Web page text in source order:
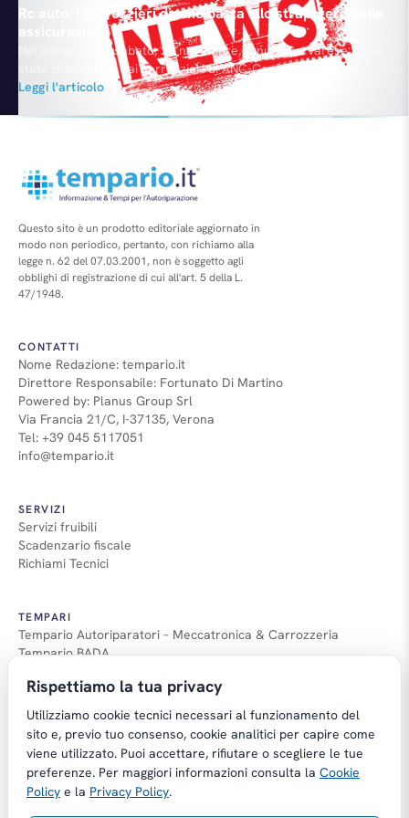
Rc auto, i carrozzieri dicono basta allo strapotere delle
assicurazioni
Nel convegno di sabato, 28 novembre, tenutosi a Varese, sono
state presentate dai carrozzieri di ANC-Confartigianato le
modifiche al disegno di legge ora in approvazione al Senato.
"Nella riforma della Rc Auto, così come presentata in origine,
c'erano due punti delicati: da una parte si voleva limitare la
Leggi l'articolo
Questo sito è un prodotto editoriale aggiornato in
modo non periodico, pertanto, con richiamo alla
legge n. 62 del 07.03.2001, non è soggetto agli
obblighi di registrazione di cui all'art. 5 della L.
47/1948.
CONTATTI
Nome Redazione: tempario.it
Direttore Responsabile: Fortunato Di Martino
Powered by: Planus Group Srl
Via Francia 21/C, I-37135, Verona
Tel: +39 045 5117051
info@tempario.it
SERVIZI
Servizi fruibili
Scadenzario fiscale
Richiami Tecnici
TEMPARI
Tempario Autoriparatori – Meccatronica & Carrozzeria
Tempario BADA
Guida Applicazione Tempi
Copyright © Tempario.it | Powered by
Planus Group Srl - P.I. IT03584100238
Rispettiamo la tua privacy
Utilizziamo cookie tecnici necessari al funzionamento del
sito e, previo tuo consenso, cookie analitici per capire come
viene utilizzato. Puoi accettare, rifiutare o scegliere le tue
preferenze. Per maggiori informazioni consulta la Cookie
Policy e la Privacy Policy.